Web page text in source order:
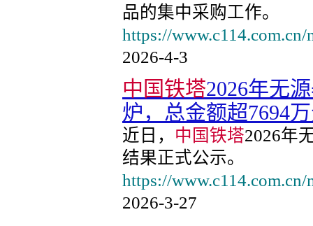
品的集中采购工作。
https://
2026-4-3
中国铁塔2026年无
炉，总金额超7694
近日， 中国铁塔2026年
结果正式公示。
https://
2026-3-27